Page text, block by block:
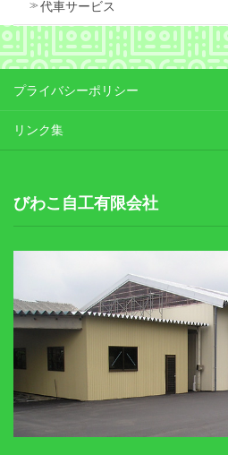
代車サービス
プライバシーポリシー
リンク集
びわこ自工有限会社